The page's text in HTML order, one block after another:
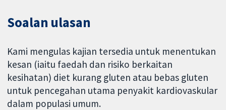
Soalan ulasan
Kami mengulas kajian tersedia untuk menentukan
kesan (iaitu faedah dan risiko berkaitan
kesihatan) diet kurang gluten atau bebas gluten
untuk pencegahan utama penyakit kardiovaskular
dalam populasi umum.